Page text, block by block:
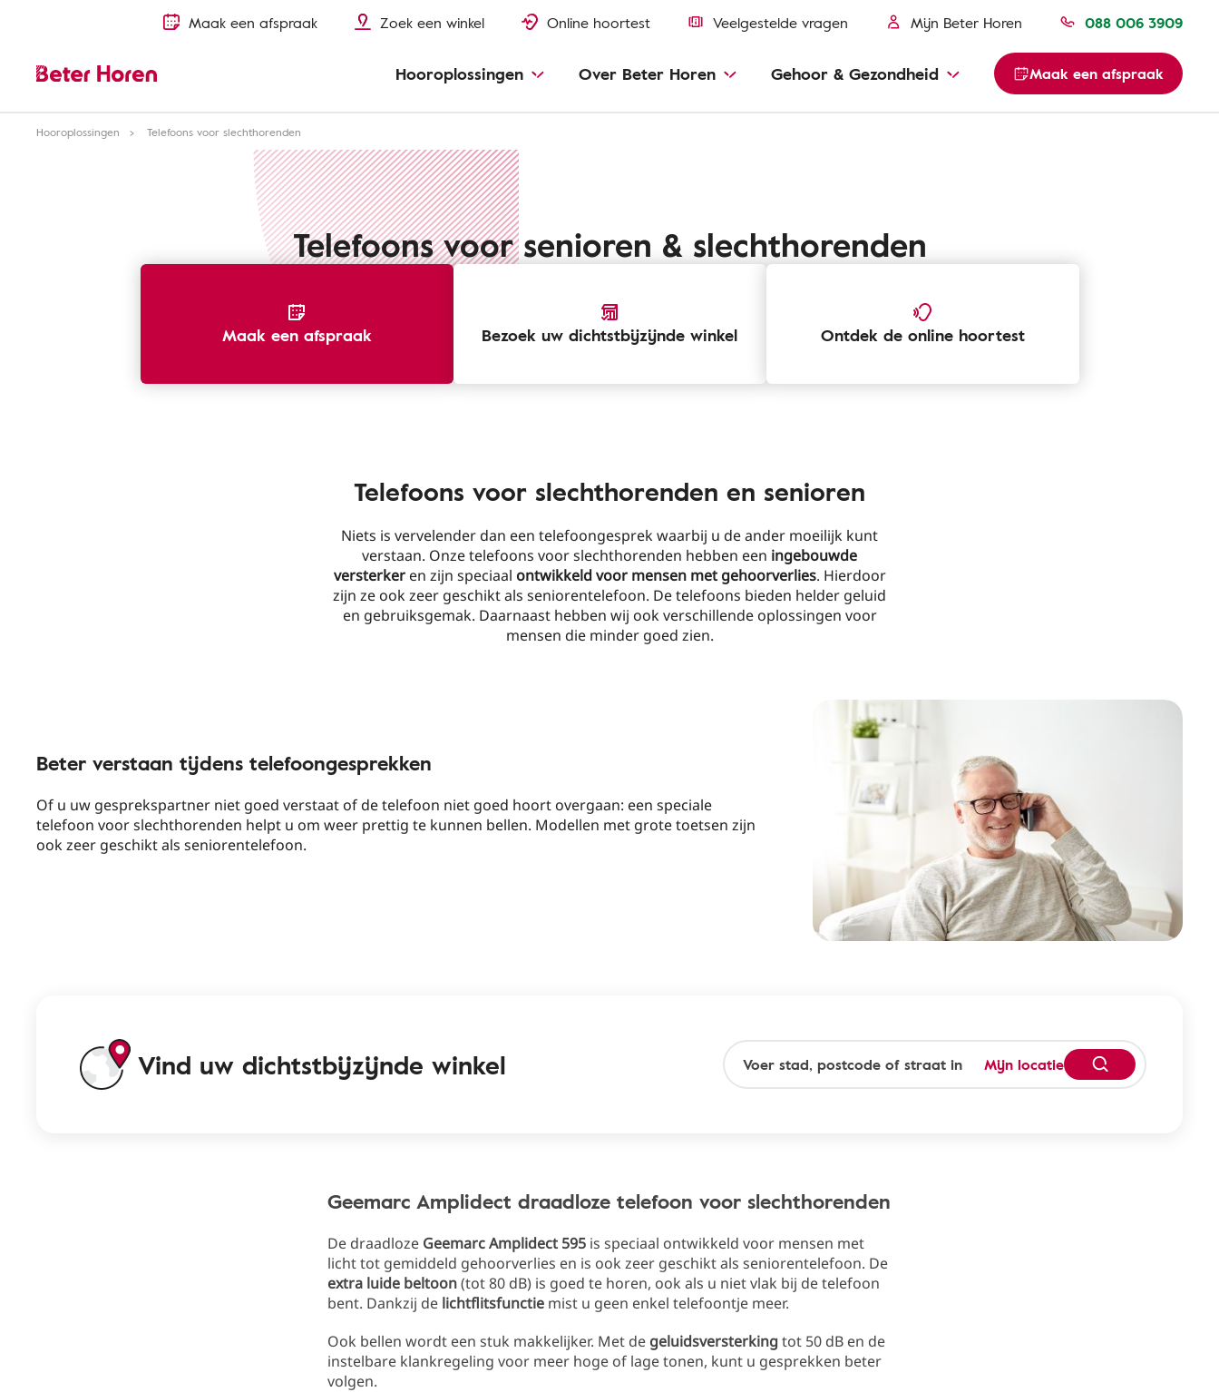
Maak een afspraak Zoek een winkel Online hoortest Veelgestelde vragen Mijn Beter Horen 088 006 3909
Hooroplossingen Over Beter Horen Gehoor & Gezondheid Maak een afspraak
Hooroplossingen Telefoons voor slechthorenden
Telefoons voor senioren & slechthorenden
Maak een afspraak Bezoek uw dichtstbijzijnde winkel Ontdek de online hoortest
Telefoons voor slechthorenden en senioren
Niets is vervelender dan een telefoongesprek waarbij u de ander moeilijk kunt
verstaan. Onze telefoons voor slechthorenden hebben een ingebouwde
versterker en zijn speciaal ontwikkeld voor mensen met gehoorverlies. Hierdoor
zijn ze ook zeer geschikt als seniorentelefoon. De telefoons bieden helder geluid
en gebruiksgemak. Daarnaast hebben wij ook verschillende oplossingen voor
mensen die minder goed zien.
Beter verstaan tijdens telefoongesprekken
Of u uw gesprekspartner niet goed verstaat of de telefoon niet goed hoort overgaan: een speciale
telefoon voor slechthorenden helpt u om weer prettig te kunnen bellen. Modellen met grote toetsen zijn
ook zeer geschikt als seniorentelefoon.
Vind uw dichtstbijzijnde winkel Mijn locatie
Geemarc Amplidect draadloze telefoon voor slechthorenden
De draadloze Geemarc Amplidect 595 is speciaal ontwikkeld voor mensen met
licht tot gemiddeld gehoorverlies en is ook zeer geschikt als seniorentelefoon. De
extra luide beltoon(tot 80 dB) is goed te horen, ook als u niet vlak bij de telefoon
bent. Dankzij de lichtflitsfunctie mist u geen enkel telefoontje meer.
Ook bellen wordt een stuk makkelijker. Met de geluidsversterkingtot 50 dB en de
instelbare klankregeling voor meer hoge of lage tonen, kunt u gesprekken beter
volgen.